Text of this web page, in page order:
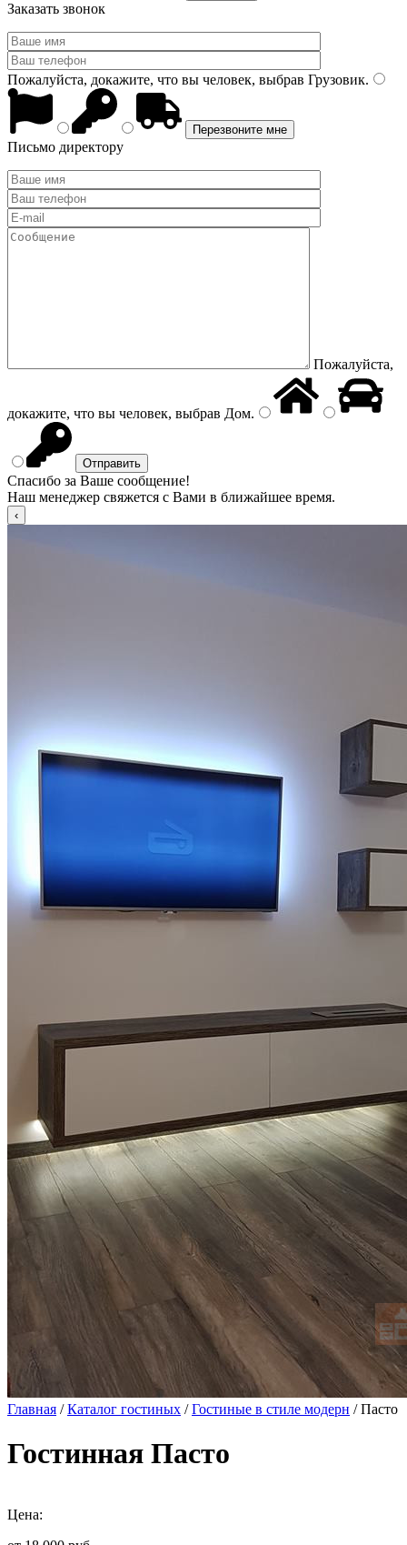
Заказать звонок
Пожалуйста, докажите, что вы человек, выбрав Грузовик.
Письмо директору
Пожалуйста,
докажите, что вы человек, выбрав Дом.
Спасибо за Ваше сообщение!
Наш менеджер свяжется с Вами в ближайшее время.
Главная /Каталог гостиных /Гостиные в стиле модерн / Пасто
Гостинная Пасто
Цена: